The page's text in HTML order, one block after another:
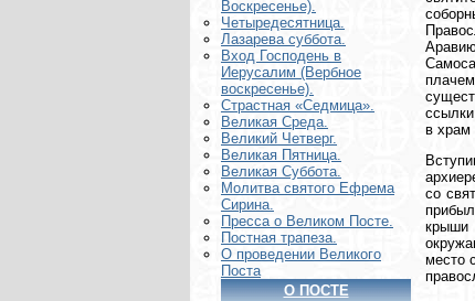
Воскресенье).
Четыредесятница.
Лазарева суббота.
Вход Господень в
Иерусалим (Вербное
воскресенье).
Страстная «Седмица».
Великая Среда.
Великий Четверг.
Великая Пятница.
Великая Суббота.
Молитва святого Ефрема
Сирина.
Пресса о Великом Посте.
Постная трапеза.
О проведении Великого
Поста
О ПОСТЕ
в храм
со
крыши
место